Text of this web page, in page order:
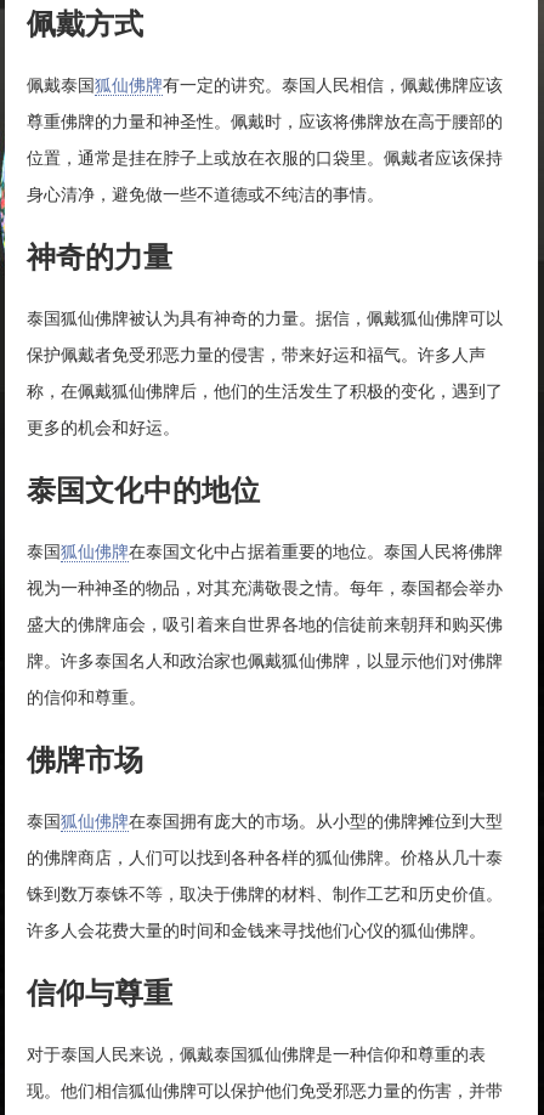
佩戴方式
佩戴泰国狐仙佛牌有一定的讲究。泰国人民相信，佩戴佛牌应该
尊重佛牌的力量和神圣性。佩戴时，应该将佛牌放在高于腰部的
位置，通常是挂在脖子上或放在衣服的口袋里。佩戴者应该保持
身心清净，避免做一些不道德或不纯洁的事情。
神奇的力量
泰国狐仙佛牌被认为具有神奇的力量。据信，佩戴狐仙佛牌可以
保护佩戴者免受邪恶力量的侵害，带来好运和福气。许多人声
称，在佩戴狐仙佛牌后，他们的生活发生了积极的变化，遇到了
更多的机会和好运。
泰国文化中的地位
泰国狐仙佛牌在泰国文化中占据着重要的地位。泰国人民将佛牌
视为一种神圣的物品，对其充满敬畏之情。每年，泰国都会举办
盛大的佛牌庙会，吸引着来自世界各地的信徒前来朝拜和购买佛
牌。许多泰国名人和政治家也佩戴狐仙佛牌，以显示他们对佛牌
的信仰和尊重。
佛牌市场
泰国狐仙佛牌在泰国拥有庞大的市场。从小型的佛牌摊位到大型
的佛牌商店，人们可以找到各种各样的狐仙佛牌。价格从几十泰
铢到数万泰铢不等，取决于佛牌的材料、制作工艺和历史价值。
许多人会花费大量的时间和金钱来寻找他们心仪的狐仙佛牌。
信仰与尊重
对于泰国人民来说，佩戴泰国狐仙佛牌是一种信仰和尊重的表
现。他们相信狐仙佛牌可以保护他们免受邪恶力量的伤害，并带